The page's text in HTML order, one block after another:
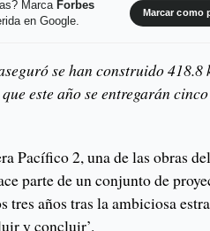
Marca Forbes
en Google.
Marcar como
se han construido 418.8
este año se entregarán
Pacífico 2, una de las obras
parte de un conjunto de
tres años tras la ambiciosa
y concluir’.